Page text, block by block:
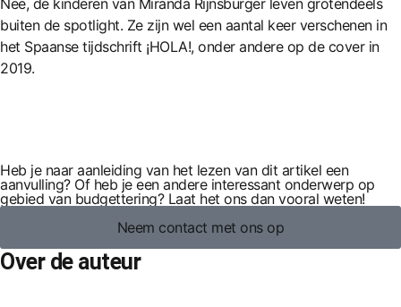
Nee, de kinderen van Miranda Rijnsburger leven grotendeels
buiten de spotlight. Ze zijn wel een aantal keer verschenen in
het Spaanse tijdschrift ¡HOLA!, onder andere op de cover in
2019.
Heb je naar aanleiding van het lezen van dit artikel een
aanvulling? Of heb je een andere interessant onderwerp op
gebied van budgettering? Laat het ons dan vooral weten!
Neem contact met ons op
Over de auteur